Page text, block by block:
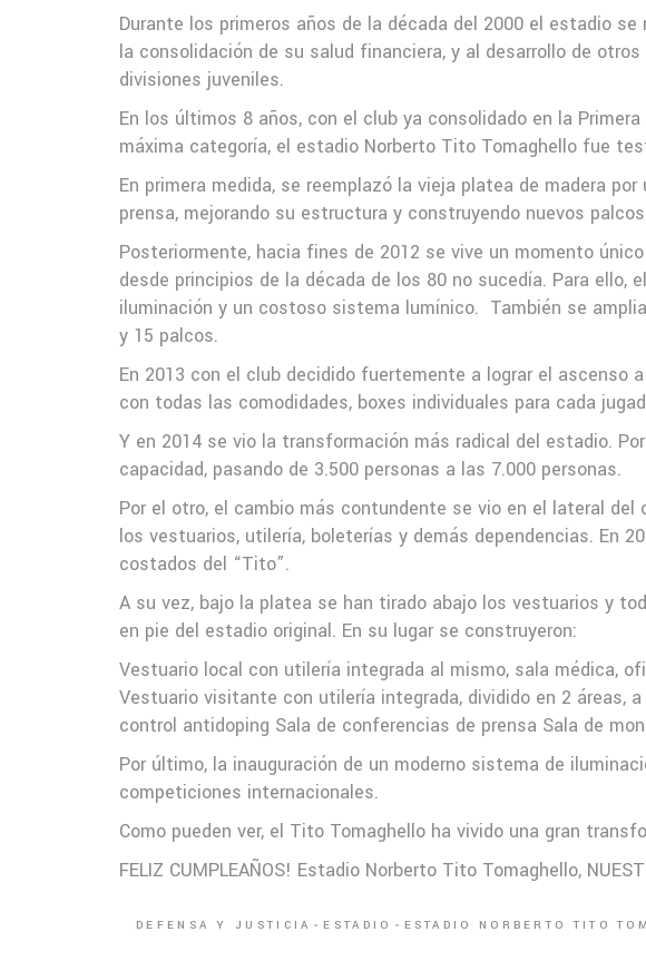
Durante los primeros años de la década del 2000 el estadio
la consolidación de su salud financiera, y al desarrollo de
divisiones juveniles.
En los últimos 8 años, con el club ya consolidado en la
máxima categoría, el estadio Norberto Tito Tomaghello fue
En primera medida, se reemplazó la vieja platea de madera
prensa, mejorando su estructura y construyendo nuevos
Posteriormente, hacia fines de 2012 se vive un momento
desde principios de la década de los 80 no sucedía. Para
iluminación y un costoso sistema lumínico. También se
y 15 palcos.
En 2013 con el club decidido fuertemente a lograr el ascenso
con todas las comodidades, boxes individuales para cada
Y en 2014 se vio la transformación más radical del estadio.
capacidad, pasando de 3.500 personas a las 7.000 personas.
Por el otro, el cambio más contundente se vio en el lateral
los vestuarios, utilería, boleterías y demás dependencias. En
costados del “Tito”.
A su vez, bajo la platea se han tirado abajo los vestuarios y
en pie del estadio original. En su lugar se construyeron:
Vestuario local con utilería integrada al mismo, sala médica,
Vestuario visitante con utilería integrada, dividido en 2 áreas,
control antidoping Sala de conferencias de prensa Sala de
Por último, la inauguración de un moderno sistema de
competiciones internacionales.
Como pueden ver, el Tito Tomaghello ha vivido una gran
FELIZ CUMPLEAÑOS! Estadio Norberto Tito Tomaghello,
DEFENSA Y JUSTICIA ESTADIO ESTADIO NORBERTO TITO